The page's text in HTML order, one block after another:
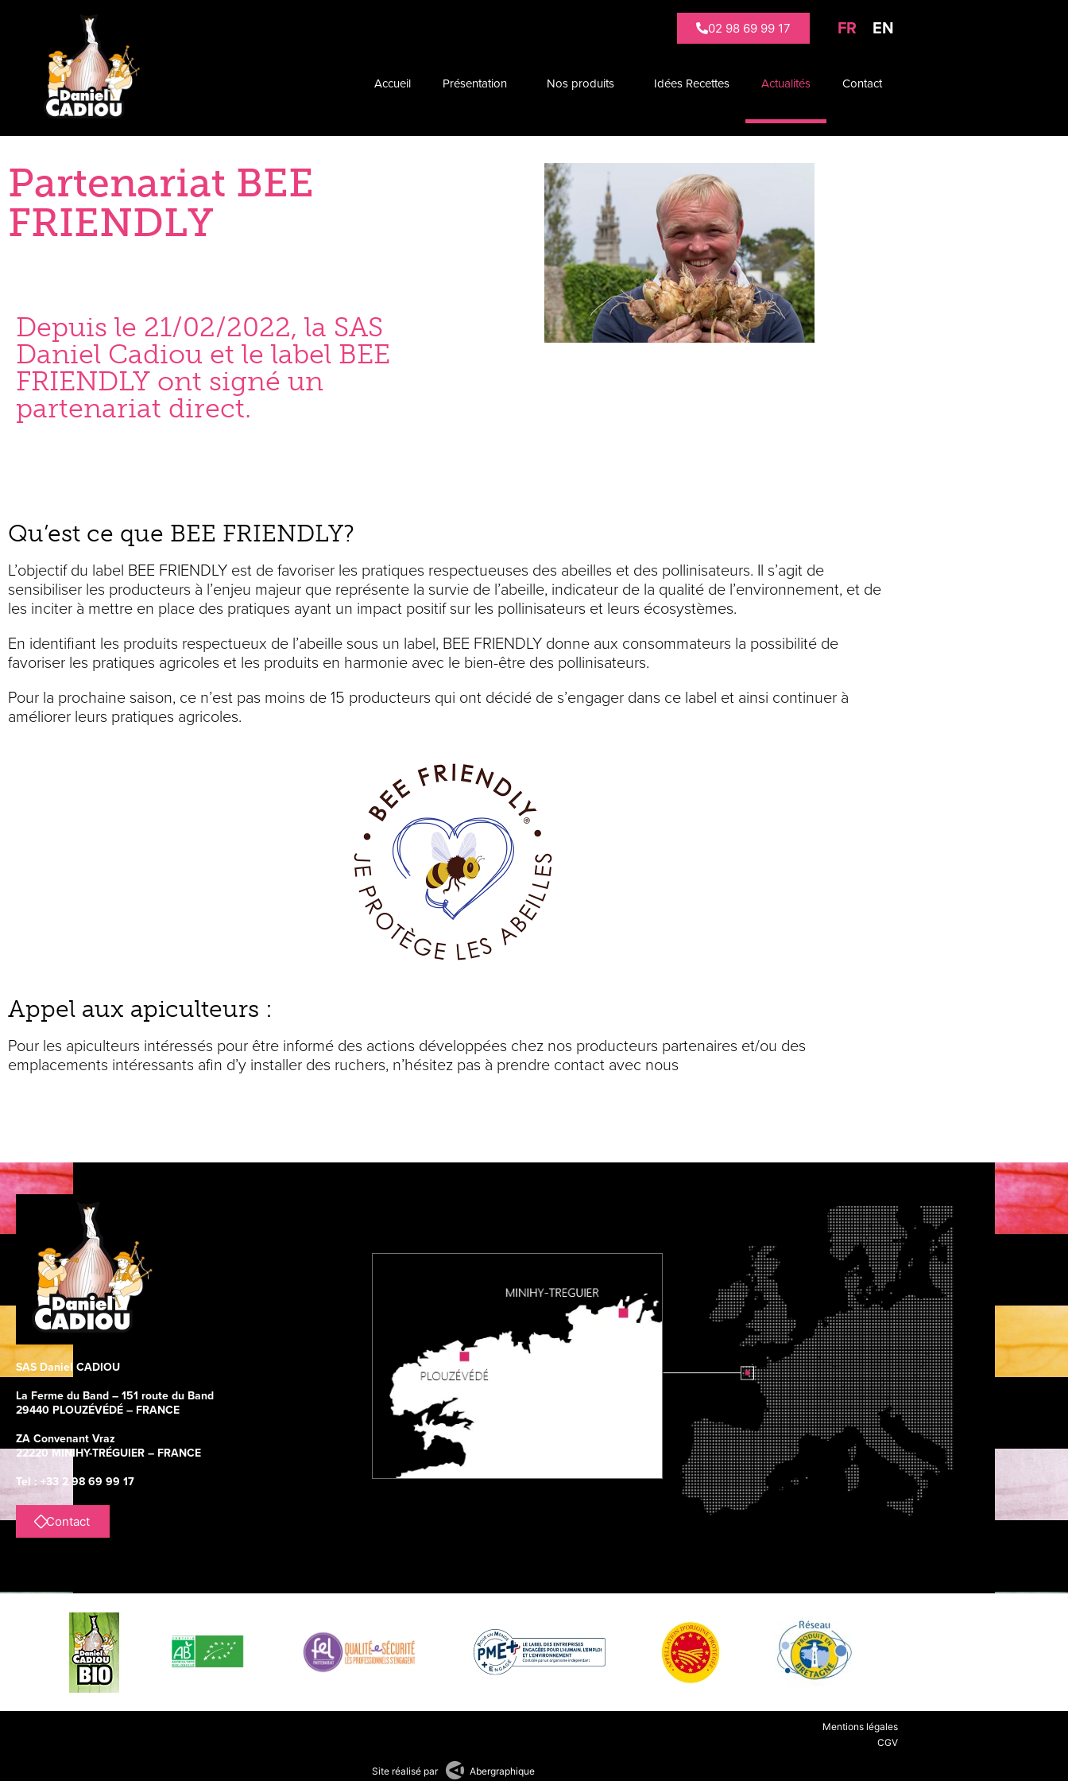
02 98 69 99 17 FR EN
Accueil Présentation Nos produits Idées Recettes Actualités Contact
Actualités>
Partenariat BEE
FRIENDLY
Depuis le 21/02/2022, la SAS
Daniel Cadiou et le label BEE
FRIENDLY ont signé un
partenariat direct.
Qu’est ce que BEE FRIENDLY?
L’objectif du label BEE FRIENDLY est de favoriser les pratiques respectueuses des abeilles et des pollinisateurs. Il s’agit de
sensibiliser les producteurs à l’enjeu majeur que représente la survie de l’abeille, indicateur de la qualité de l’environnement, et de
les inciter à mettre en place des pratiques ayant un impact positif sur les pollinisateurs et leurs écosystèmes.
En identifiant les produits respectueux de l’abeille sous un label, BEE FRIENDLY donne aux consommateurs la possibilité de
favoriser les pratiques agricoles et les produits en harmonie avec le bien-être des pollinisateurs.
Pour la prochaine saison, ce n’est pas moins de 15 producteurs qui ont décidé de s’engager dans ce label et ainsi continuer à
améliorer leurs pratiques agricoles.
Appel aux apiculteurs :
Pour les apiculteurs intéressés pour être informé des actions développées chez nos producteurs partenaires et/ou des
emplacements intéressants afin d’y installer des ruchers, n’hésitez pas à prendre contact avec nous
SAS Daniel CADIOU
La Ferme du Band – 151 route du Band
29440 PLOUZÉVÉDÉ – FRANCE
ZA Convenant Vraz
22220 MINIHY-TRÉGUIER – FRANCE
Tel : +33 2 98 69 99 17
Contact
Mentions légales
CGV
Site réalisé par Abergraphique